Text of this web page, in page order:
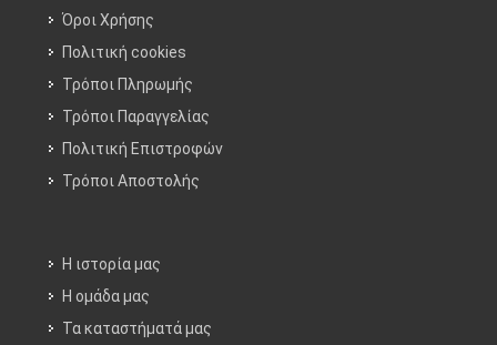
Όροι Χρήσης
Πολιτική cookies
Τρόποι Πληρωμής
Τρόποι Παραγγελίας
Πολιτική Επιστροφών
Τρόποι Aποστολής
Η ιστορία μας
Η ομάδα μας
Τα καταστήματά μας